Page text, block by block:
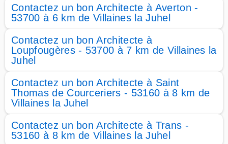
Contactez un bon Architecte à Averton -
53700 à 6 km de Villaines la Juhel
Contactez un bon Architecte à
Loupfougères - 53700 à 7 km de Villaines la
Juhel
Contactez un bon Architecte à Saint
Thomas de Courceriers - 53160 à 8 km de
Villaines la Juhel
Contactez un bon Architecte à Trans -
53160 à 8 km de Villaines la Juhel